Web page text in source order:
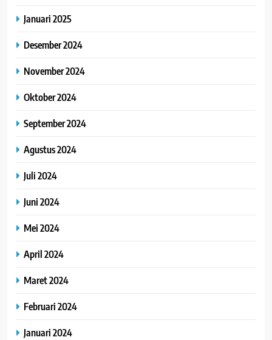
Januari 2025
Desember 2024
November 2024
Oktober 2024
September 2024
Agustus 2024
Juli 2024
Juni 2024
Mei 2024
April 2024
Maret 2024
Februari 2024
Januari 2024